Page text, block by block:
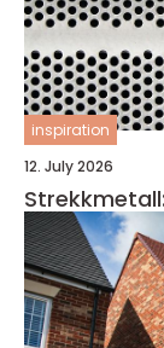
inspiration
12. July 2026